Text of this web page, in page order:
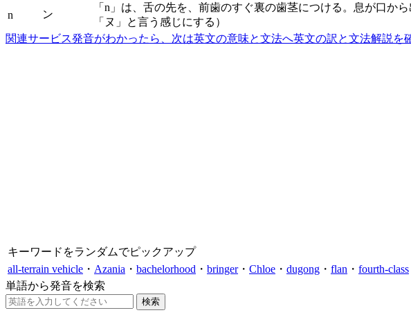
n ン
「n」は、舌の先を、前歯のすぐ裏の歯茎につける。息が口か
「ヌ」と言う感じにする）
関連サービス発音がわかったら、次は英文の意味と文法へ英文の訳と文法解説を
キーワードをランダムでピックアップ
all-terrain vehicle ・ Azania ・ bachelorhood ・ bringer・ Chloe ・ dugong ・ flan ・ fourth-class
単語から発音を検索